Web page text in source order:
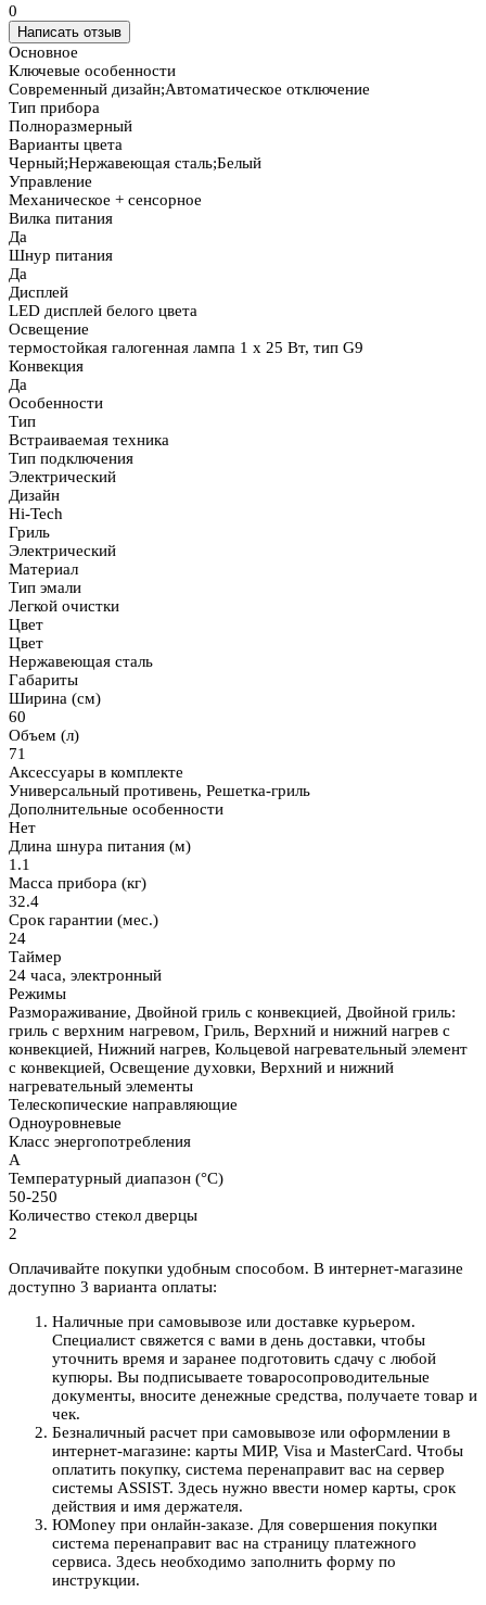
0
Написать отзыв
Основное
Ключевые особенности
Современный дизайн;Автоматическое отключение
Тип прибора
Полноразмерный
Варианты цвета
Черный;Нержавеющая сталь;Белый
Управление
Механическое + сенсорное
Вилка питания
Да
Шнур питания
Да
Дисплей
LED дисплей белого цвета
Освещение
термостойкая галогенная лампа 1 х 25 Вт, тип G9
Конвекция
Да
Особенности
Тип
Встраиваемая техника
Тип подключения
Электрический
Дизайн
Hi-Tech
Гриль
Электрический
Материал
Тип эмали
Легкой очистки
Цвет
Цвет
Нержавеющая сталь
Габариты
Ширина (см)
60
Объем (л)
71
Аксессуары в комплекте
Универсальный противень, Решетка-гриль
Дополнительные особенности
Нет
Длина шнура питания (м)
1.1
Масса прибора (кг)
32.4
Срок гарантии (мес.)
24
Таймер
24 часа, электронный
Режимы
Размораживание, Двойной гриль с конвекцией, Двойной гриль:
гриль с верхним нагревом, Гриль, Верхний и нижний нагрев с
конвекцией, Нижний нагрев, Кольцевой нагревательный элемент
с конвекцией, Освещение духовки, Верхний и нижний
нагревательный элементы
Телескопические направляющие
Одноуровневые
Класс энергопотребления
A
Температурный диапазон (°C)
50-250
Количество стекол дверцы
2
Оплачивайте покупки удобным способом. В интернет-магазине
доступно 3 варианта оплаты:
Наличные при самовывозе или доставке курьером.
Специалист свяжется с вами в день доставки, чтобы
уточнить время и заранее подготовить сдачу с любой
купюры. Вы подписываете товаросопроводительные
документы, вносите денежные средства, получаете товар и
чек.
Безналичный расчет при самовывозе или оформлении в
интернет-магазине: карты МИР, Visa и MasterCard. Чтобы
оплатить покупку, система перенаправит вас на сервер
системы ASSIST. Здесь нужно ввести номер карты, срок
действия и имя держателя.
ЮMoney при онлайн-заказе. Для совершения покупки
система перенаправит вас на страницу платежного
сервиса. Здесь необходимо заполнить форму по
инструкции.